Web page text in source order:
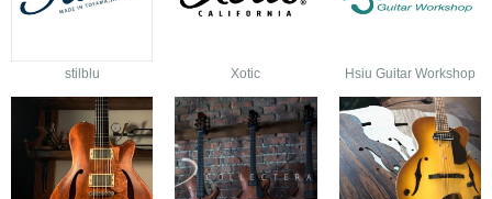
stilblu Xotic Hsiu Guitar Workshop